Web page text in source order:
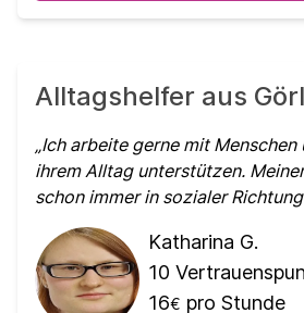
Alltagshelfer aus
Ich arbeite gerne mit Menschen
ihrem Alltag unterstützen.
schon immer in sozialer
Katharina G.
10
16€ pro Stunde